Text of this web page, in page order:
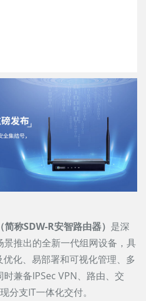
称SDW-R安智路由器） 是深
推出的全新一代组网设备，具
化、易部署和可视化管理、多
兼备IPSec VPN、路由、交
分支IT一体化交付。